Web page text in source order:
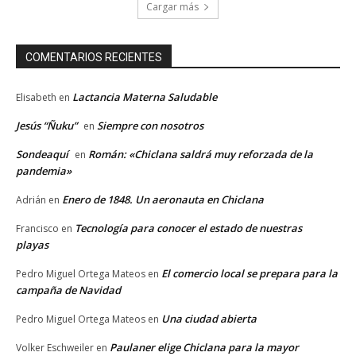
Cargar más
COMENTARIOS RECIENTES
Elisabeth en Lactancia Materna Saludable
Jesús “Ñuku” en Siempre con nosotros
Sondeaquí en Román: «Chiclana saldrá muy reforzada de la
pandemia»
Adrián en Enero de 1848. Un aeronauta en Chiclana
Francisco en Tecnología para conocer el estado de nuestras
playas
Pedro Miguel Ortega Mateos en El comercio local se prepara para la
campaña de Navidad
Pedro Miguel Ortega Mateos en Una ciudad abierta
Volker Eschweiler en Paulaner elige Chiclana para la mayor